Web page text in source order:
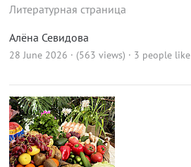
Литературная страница
Алёна Севидова
28 June 2026 · (563 views) · 3 people